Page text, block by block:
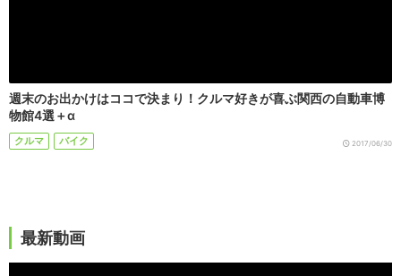
週末のお出かけはココで決まり！クルマ好きが喜ぶ関西の自動車博
物館4選＋α
クルマ バイク 2017/06/30
最新動画